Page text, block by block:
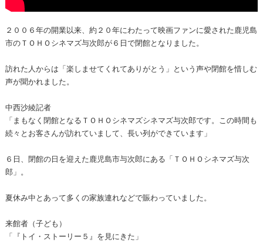
２００６年の開業以来、約２０年にわたって映画ファンに愛された鹿児島
市のＴＯＨＯシネマズ与次郎が６日で閉館となりました。
訪れた人からは「楽しませてくれてありがとう」という声や閉館を惜しむ
声が聞かれました。
中西沙綾記者
「まもなく閉館となるＴＯＨＯシネマズシネマズ与次郎です。この時間も
続々とお客さんが訪れていまして、長い列ができています」
６日、閉館の日を迎えた鹿児島市与次郎にある「ＴＯＨＯシネマズ与次
郎」。
夏休み中とあって多くの家族連れなどで賑わっていました。
来館者（子ども）
「『トイ・ストーリー５』を見にきた」